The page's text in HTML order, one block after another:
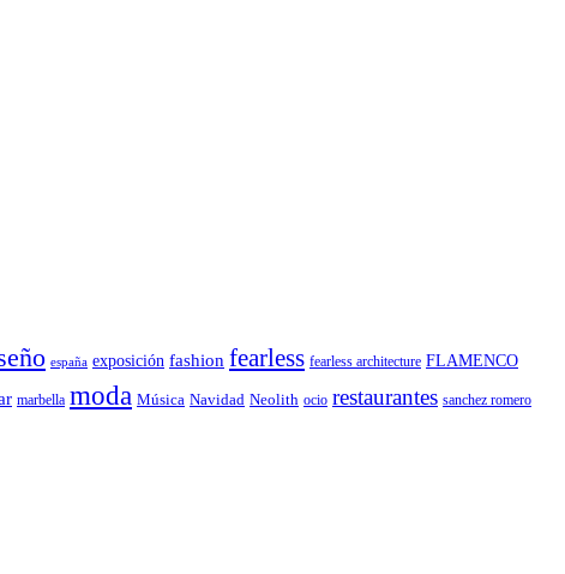
españa exposición fashion fearless fearless architecture FLAMENCO
marbella moda Música Navidad Neolith ocio restaurantes sanchez romero